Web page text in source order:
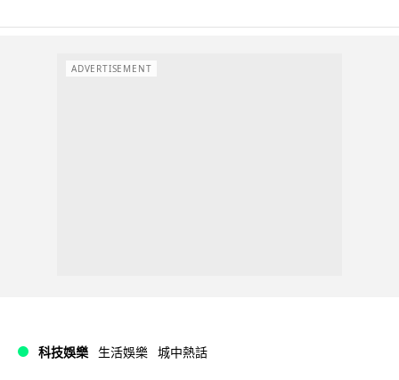
ADVERTISEMENT
科技娛樂 生活娛樂 城中熱話